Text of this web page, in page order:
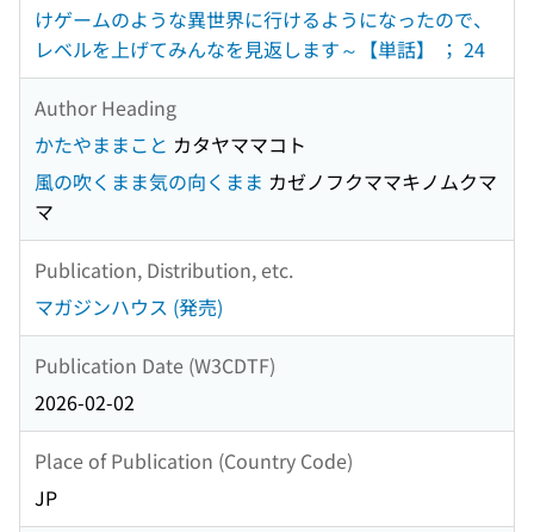
けゲームのような異世界に行けるようになったので、
レベルを上げてみんなを見返します～【単話】 ； 24
Author Heading
かたやままこと カタヤママコト
風の吹くまま気の向くまま カゼノフクママキノムクマ
マ
Publication, Distribution, etc.
マガジンハウス (発売)
Publication Date (W3CDTF)
2026-02-02
Place of Publication (Country Code)
JP